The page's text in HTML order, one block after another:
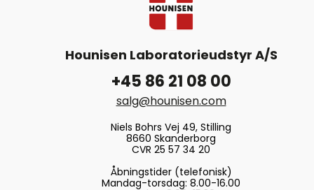
Hounisen Laboratorieudstyr A/S
+45 86 21 08 00
salg@hounisen.com
Niels Bohrs Vej 49, Stilling
8660 Skanderborg
CVR 25 57 34 20
Åbningstider (telefonisk)
Mandag-torsdag: 8.00-16.00